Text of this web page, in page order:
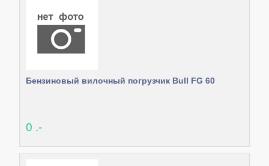
Бензиновый вилочный погрузчик Bull FG 60
0 .-